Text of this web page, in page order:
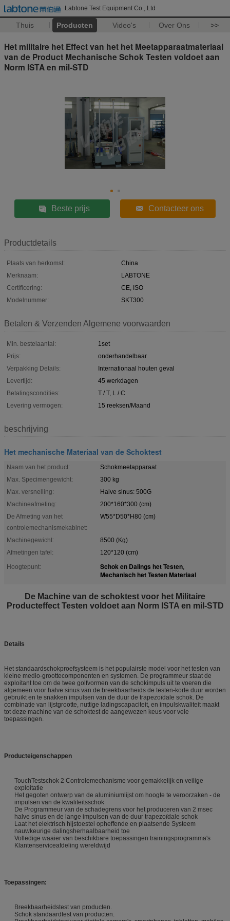
Labtone Test Equipment Co., Ltd
Thuis Producten Video's Over Ons >>
Het militaire het Effect van het het Meetapparaatmateriaal
van de Product Mechanische Schok Testen voldoet aan
Norm ISTA en mil-STD
Beste prijs Contacteer ons
Productdetails
Plaats van herkomst:
China
Merknaam:
LABTONE
Certificering:
CE, ISO
Modelnummer:
SKT300
Betalen & Verzenden Algemene voorwaarden
Min. bestelaantal:
1set
Prijs:
onderhandelbaar
Verpakking Details:
Internationaal houten geval
Levertijd:
45 werkdagen
Betalingscondities:
T / T, L / C
Levering vermogen:
15 reeksen/Maand
beschrijving
Het mechanische Materiaal van de Schoktest
Naam van het product:
Schokmeetapparaat
Max. Specimengewicht:
300 kg
Max. versnelling:
Halve sinus: 500G
Machineafmeting:
200*160*300 (cm)
De Afmeting van het
controlemechanismekabinet:
W55*D50*H80 (cm)
Machinegewicht:
8500 (Kg)
Afmetingen tafel:
120*120 (cm)
Hoogtepunt:
Schok en Dalings het Testen,
Mechanisch het Testen Materiaal
De Machine van de schoktest voor het Militaire
Producteffect Testen voldoet aan Norm ISTA en mil-STD
Details
Het standaardschokproefsysteem is het populairste model voor het testen van
kleine medio-groottecomponenten en systemen. De programmeur staat de
exploitant toe om de twee golfvormen van de schokimpuls uit te voeren die
algemeen voor halve sinus van de breekbaarheids de testen-korte duur worden
gebruikt en te snakken impulsen van de duur de trapezoïdale schok. De
combinatie van lijstgrootte, nuttige ladingscapaciteit, en impulskwaliteit maakt
tot deze machine van de schoktest de aangewezen keus voor vele
toepassingen.
Producteigenschappen
TouchTestschok 2 Controlemechanisme voor gemakkelijk en veilige
exploitatie
Het gegoten ontwerp van de aluminiumlijst om hoogte te veroorzaken - de
impulsen van de kwaliteitsschok
De Programmeur van de schadegrens voor het produceren van 2 msec
halve sinus en de lange impulsen van de duur trapezoïdale schok
Laat het elektrisch hijstoestel opheffende en plaatsende Systeem
nauwkeurige dalingsherhaalbaarheid toe
Volledige waaier van beschikbare toepassingen trainingsprogramma's
Klantenserviceafdeling wereldwijd
Toepassingen:
Breekbaarheidstest van producten.
Schok standaardtest van producten.